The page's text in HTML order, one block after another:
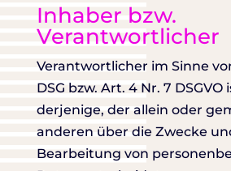
Inhaber bzw.
Verantwortlicher
Verantwortlicher im Sinne
DSG bzw. Art. 4 Nr. 7 DSGVO
derjenige, der allein oder
anderen über die Zwecke
Bearbeitung von